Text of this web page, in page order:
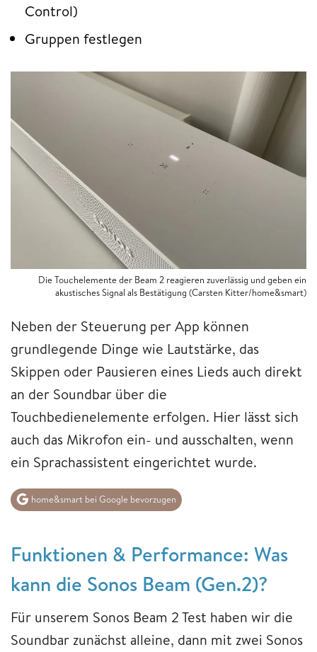
Control)
Gruppen festlegen
Die Touchelemente der Beam 2 reagieren zuverlässig und geben ein
akustisches Signal als Bestätigung (Carsten Kitter/home&smart)
Neben der Steuerung per App können
grundlegende Dinge wie Lautstärke, das
Skippen oder Pausieren eines Lieds auch direkt
an der Soundbar über die
Touchbedienelemente erfolgen. Hier lässt sich
auch das Mikrofon ein- und ausschalten, wenn
ein Sprachassistent eingerichtet wurde.
home&smart bei Google bevorzugen
Funktionen & Performance: Was
kann die Sonos Beam (Gen.2)?
Für unserem Sonos Beam 2 Test haben wir die
Soundbar zunächst alleine, dann mit zwei Sonos